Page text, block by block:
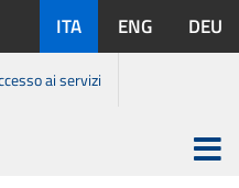
disponibili:
ITA ENG DEU
ai servizi
Apri
menu